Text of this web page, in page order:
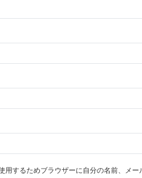
用するためブラウザーに自分の名前、メー